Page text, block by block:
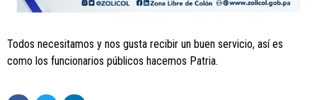
Todos necesitamos y nos gusta recibir un buen servicio, así es
como los funcionarios públicos hacemos Patria.